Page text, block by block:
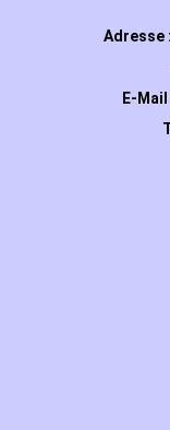
Adresse :
E-Mail